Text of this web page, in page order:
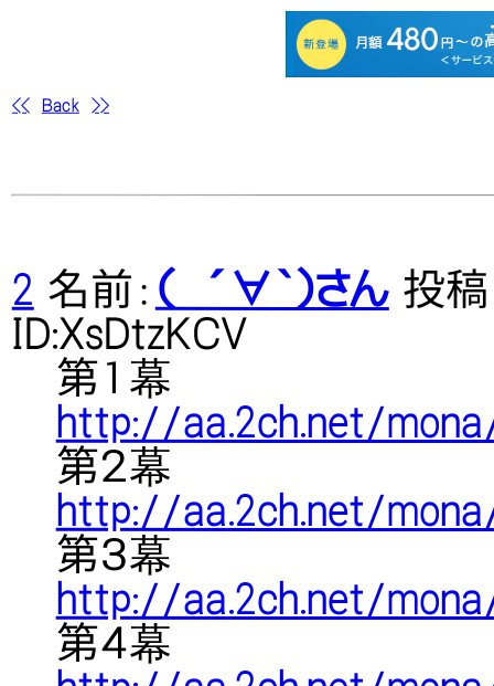
<< Back >>
2 名前： （ ´∀｀）さん投稿
ID:XsDtzKCV
第１幕
http://aa.2ch.net/
第２幕
http://aa.2ch.net/
第３幕
http://aa.2ch.net/
第４幕